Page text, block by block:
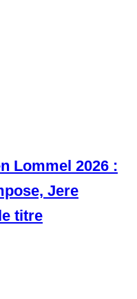
Lommel 2026 :
Jere
titre